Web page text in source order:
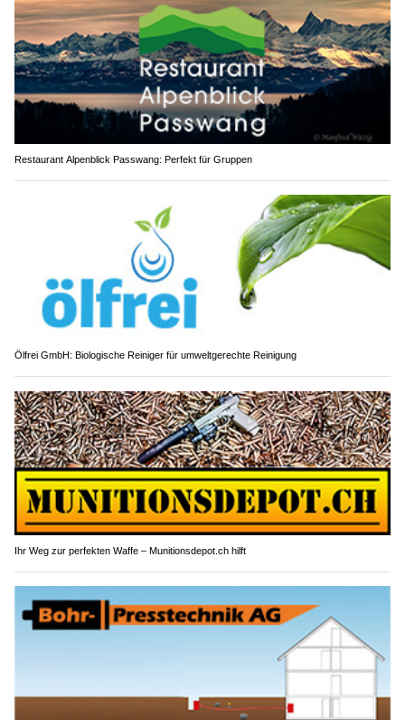
Restaurant Alpenblick Passwang: Perfekt für Gruppen
Ölfrei GmbH: Biologische Reiniger für umweltgerechte Reinigung
Ihr Weg zur perfekten Waffe – Munitionsdepot.ch hilft